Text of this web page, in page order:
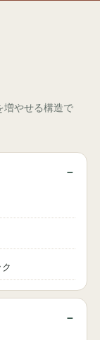
増やせる構造で